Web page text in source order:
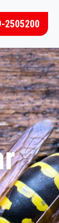
2505200